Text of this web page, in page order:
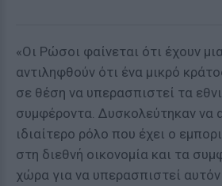
«Οι Ρώσοι φαίνεται ότι έχουν
αντιληφθούν ότι ένα μικρό
σε θέση να υπερασπιστεί τα
συμφέροντα. Δυσκολεύτηκαν να
ιδιαίτερο ρόλο που έχει ο
στη διεθνή οικονομία και τα
χώρα για να υπερασπιστεί